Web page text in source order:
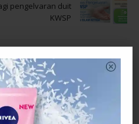
pengelvaran duit
KWSP